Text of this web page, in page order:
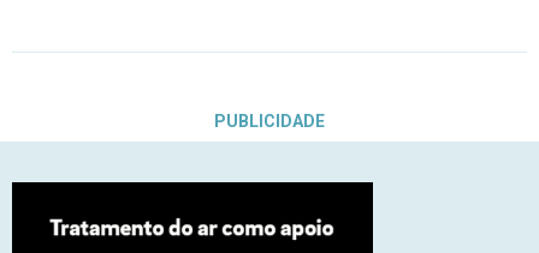
PUBLICIDADE